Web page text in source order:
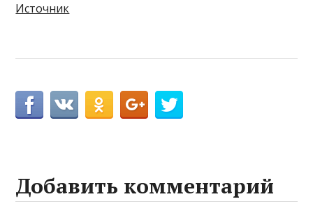
Источник
Добавить комментарий